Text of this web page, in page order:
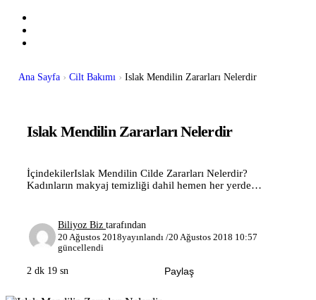
Ana Sayfa Cilt Bakımı Islak Mendilin Zararları Nelerdir
Islak Mendilin Zararları Nelerdir
İçindekilerIslak Mendilin Cilde Zararları Nelerdir?
Kadınların makyaj temizliği dahil hemen her yerde
dahilinde sıkça kullanılan ıslak mendillerin zararlarını hiç
araştırdınız mı? Hadi hep beraber inceleyelim ıslak
mendilin cilde zararları nelermiş. Her derde deva olarak
Biliyoz Biz tarafından
20 Ağustos 2018yayınlandı /20 Ağustos 2018 10:57
güncellendi
2 dk 19 sn Paylaş